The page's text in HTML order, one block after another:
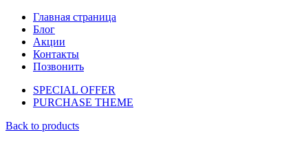
Главная страница
Блог
Акции
Контакты
Позвонить
SPECIAL OFFER
PURCHASE THEME
Back to products